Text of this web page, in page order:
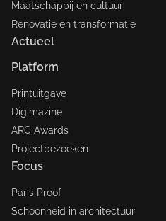
Maatschappij en cultuur
Renovatie en transformatie
Actueel
Platform
Printuitgave
Digimazine
ARC Awards
Projectbezoeken
Focus
Paris Proof
Schoonheid in architectuur